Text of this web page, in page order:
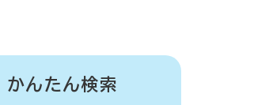
かんたん検索